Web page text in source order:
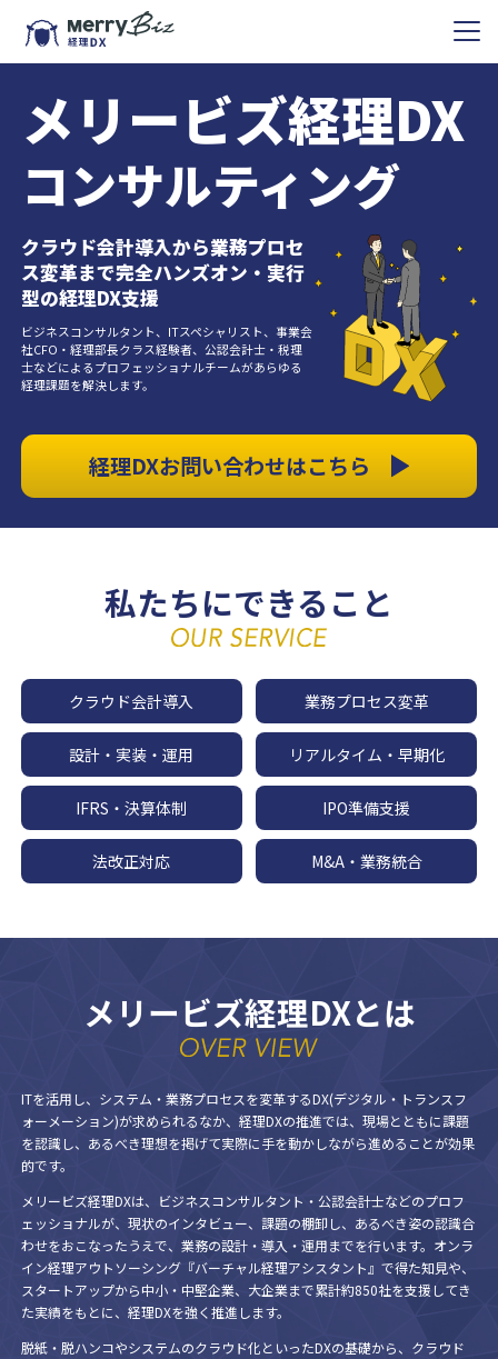
メリービズ経理DX
コンサルティング
クラウド会計導入から業務プロセ
ス変革まで完全ハンズオン・実行
型の経理DX支援
ビジネスコンサルタント、ITスペシャリスト、事業会
社CFO・経理部長クラス経験者、公認会計士・税理
士などによるプロフェッショナルチームがあらゆる
経理課題を解決します。
経理DXお問い合わせはこちら
私たちにできること
クラウド会計導入 業務プロセス変革
設計・実装・運用 リアルタイム・早期化
IFRS・決算体制 IPO準備支援
法改正対応 M&A・業務統合
メリービズ経理DXとは
ITを活用し、システム・業務プロセスを変革するDX(デジタル・トランスフ
ォーメーション)が求められるなか、経理DXの推進では、現場とともに課題
を認識し、あるべき理想を掲げて実際に手を動かしながら進めることが効果
的です。
メリービズ経理DXは、ビジネスコンサルタント・公認会計士などのプロフ
ェッショナルが、現状のインタビュー、課題の棚卸し、あるべき姿の認識合
わせをおこなったうえで、業務の設計・導入・運用までを行います。オンラ
イン経理アウトソーシング『バーチャル経理アシスタント』で得た知見や、
スタートアップから中小・中堅企業、大企業まで累計約850社を支援してき
た実績をもとに、経理DXを強く推進します。
脱紙・脱ハンコやシステムのクラウド化といったDXの基礎から、クラウド